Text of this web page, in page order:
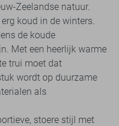
Zeelandse natuur.
koud in de winters.
de koude
Met een heerlijk warme
trui moet dat
wordt op duurzame
als
stoere stijl met